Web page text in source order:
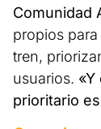
Comunidad
propios
tren,
usuarios.
prioritario